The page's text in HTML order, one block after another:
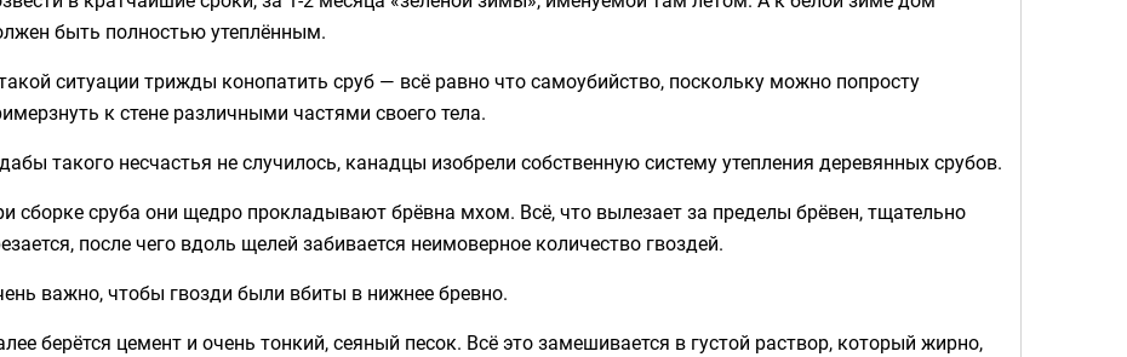
быть полностью утеплённым.
ситуации трижды конопатить сруб — всё равно что самоубийство, поскольку можно попросту
к стене различными частями своего тела.
такого несчастья не случилось, канадцы изобрели собственную систему утепления деревянных срубов.
сборке сруба они щедро прокладывают брёвна мхом. Всё, что вылезает за пределы брёвен, тщательно
после чего вдоль щелей забивается неимоверное количество гвоздей.
важно, чтобы гвозди были вбиты в нижнее бревно.
берётся цемент и очень тонкий, сеяный песок. Всё это замешивается в густой раствор, который жирно,